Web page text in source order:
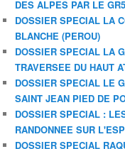
DES ALPES PAR LE
DOSSIER SPECIAL LA
BLANCHE (PEROU)
DOSSIER SPECIAL LA
TRAVERSEE DU HAUT
DOSSIER SPECIAL LE
SAINT JEAN PIED DE
DOSSIER SPECIAL :
RANDONNEE SUR
DOSSIER SPECIAL